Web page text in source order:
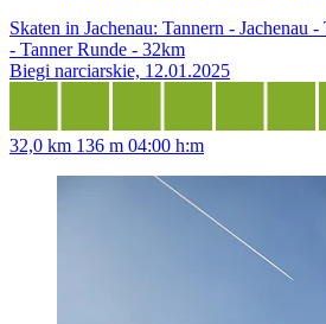
Skaten in Jachenau: Tannern - Jachenau
- Tanner Runde - 32km
Biegi narciarskie, 12.01.2025
32,0 km 136 m 04:00 h:m